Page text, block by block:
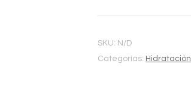
SKU: N/D
Categorías: Hidratación